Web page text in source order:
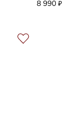
8 990 ₽